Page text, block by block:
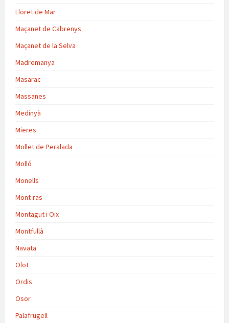
Lloret de Mar
Maçanet de Cabrenys
Maçanet de la Selva
Madremanya
Masarac
Massanes
Medinyà
Mieres
Mollet de Peralada
Molló
Monells
Mont-ras
Montagut i Oix
Montfullà
Navata
Olot
Ordis
Osor
Palafrugell